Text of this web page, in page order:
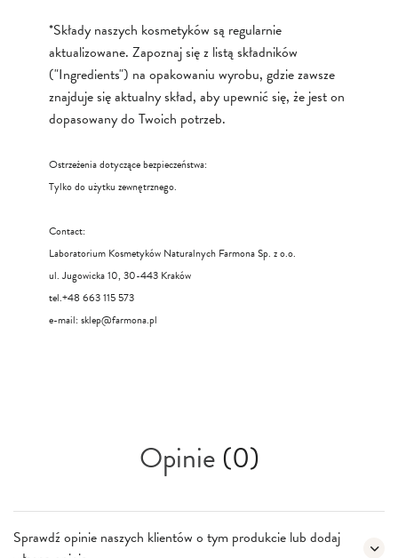
*Składy naszych kosmetyków są regularnie
aktualizowane. Zapoznaj się z listą składników
("Ingredients") na opakowaniu wyrobu, gdzie zawsze
znajduje się aktualny skład, aby upewnić się, że jest on
dopasowany do Twoich potrzeb.
Ostrzeżenia dotyczące bezpieczeństwa:
Tylko do użytku zewnętrznego.
Contact:
Laboratorium Kosmetyków Naturalnych Farmona Sp. z o.o.
ul. Jugowicka 10, 30-443 Kraków
tel.+48 663 115 573
e-mail: sklep@farmona.pl
Opinie(0)
Sprawdź opinie naszych klientów o tym produkcie lub dodaj